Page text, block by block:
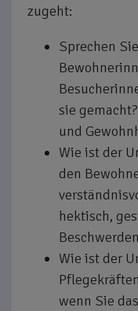
zugeht:
Sprechen
sie
und
Wie ist der
den
hektisch,
Wie ist der
wenn Sie